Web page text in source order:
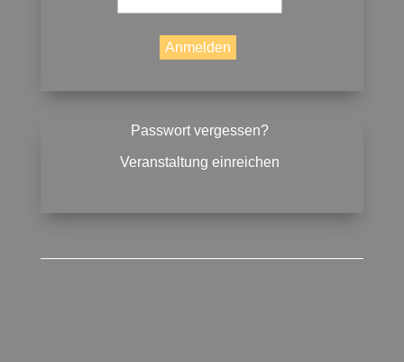
Passwort vergessen?
Veranstaltung einreichen